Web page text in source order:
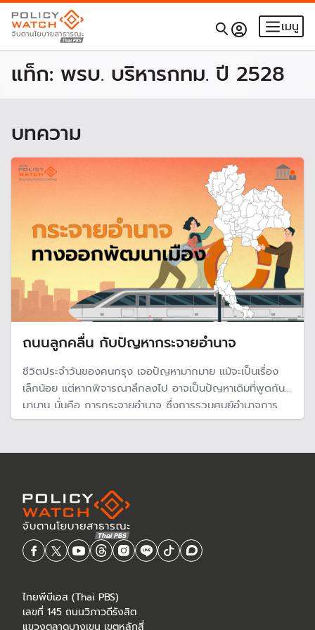
เมนู
แท็ก: พรบ. บริหารกทม. ปี 2528
บทความ
ถนนลูกคลื่น กับปัญหากระจายอำนาจ
ชีวิตประจำวันของคนกรุง เจอปัญหามากมาย แม้จะเป็นเรื่อง
เล็กน้อย แต่หากพิจารณาลึกลงไป อาจเป็นปัญหาเดิมที่พูดกัน
มานาน นั่นคือ การกระจายอำนาจ ซึ่งการรวมศูนย์อำนาจการ
บริหาร ทำให้ไม่มีการแก้ไขปัญหา และหลายปัญหาเรื้อรัง หน่วย
ไทยพีบีเอส (Thai PBS)
เลขที่ 145 ถนนวิภาวดีรังสิต